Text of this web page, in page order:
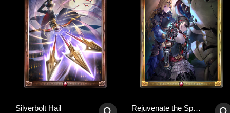
Silverbolt Hail Rejuvenate the Spark